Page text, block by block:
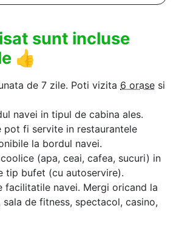
sunt incluse
👍
de 7 zile. Poti vizita 6 orase si
navei in tipul de cabina ales.
pot fi servite in restaurantele
la bordul navei.
(apa, ceai, cafea, sucuri) in
tip bufet (cu autoservire).
facilitatile navei. Mergi oricand la
sala de fitness, spectacol, casino,